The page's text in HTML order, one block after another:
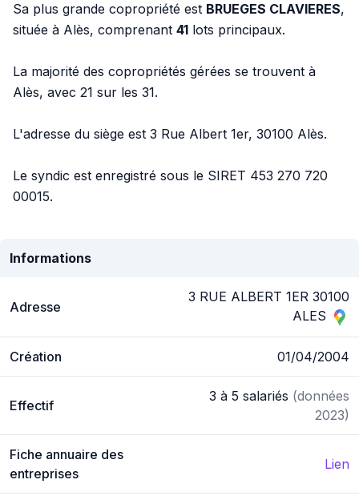
Sa plus grande copropriété est BRUEGES CLAVIERES,
située à Alès, comprenant 41 lots principaux.
La majorité des copropriétés gérées se trouvent à
Alès, avec 21 sur les 31.
L'adresse du siège est 3 Rue Albert 1er, 30100 Alès.
Le syndic est enregistré sous le SIRET 453 270 720
00015.
Informations
Adresse
3 RUE ALBERT 1ER 30100
ALES
Création 01/04/2004
Effectif
3 à 5 salariés (données
2023)
Fiche annuaire des
entreprises
Lien